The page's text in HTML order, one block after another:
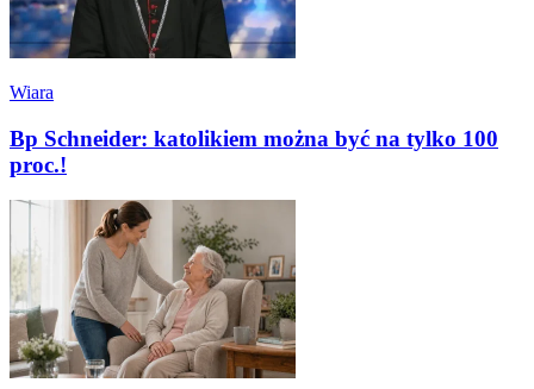
Wiara
Bp Schneider: katolikiem można być na tylko 100
proc.!